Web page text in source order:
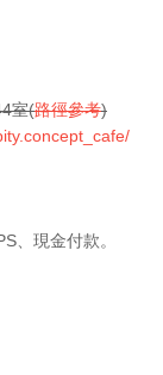
室(路徑參考)
、現金付款。